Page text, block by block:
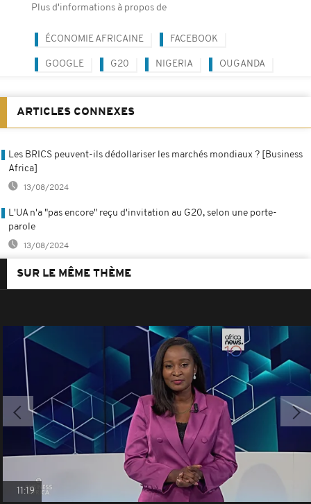
Plus d'informations à propos de
ÉCONOMIE AFRICAINE FACEBOOK
GOOGLE G20 NIGERIA OUGANDA
ARTICLES CONNEXES
Les BRICS peuvent-ils dédollariser les marchés mondiaux ? [Business
Africa]
13/08/2024
L'UA n'a "pas encore" reçu d'invitation au G20, selon une porte-
parole
13/08/2024
SUR LE MÊME THÈME
11:19